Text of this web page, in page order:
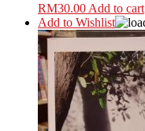
RM30.00 Add to cart
Add to Wishlist